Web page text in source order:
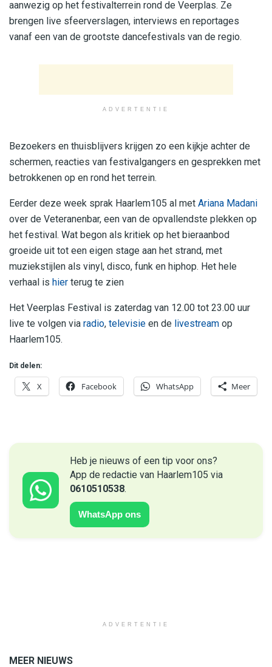
aanwezig op het festivalterrein rond de Veerplas. Ze
brengen live sfeerverslagen, interviews en reportages
vanaf een van de grootste dancefestivals van de regio.
ADVERTENTIE
Bezoekers en thuisblijvers krijgen zo een kijkje achter de
schermen, reacties van festivalgangers en gesprekken met
betrokkenen op en rond het terrein.
Eerder deze week sprak Haarlem105 al met Ariana Madani
over de Veteranenbar, een van de opvallendste plekken op
het festival. Wat begon als kritiek op het bieraanbod
groeide uit tot een eigen stage aan het strand, met
muziekstijlen als vinyl, disco, funk en hiphop. Het hele
verhaal is hier terug te zien
Het Veerplas Festival is zaterdag van 12.00 tot 23.00 uur
live te volgen via radio, televisie en de livestream op
Haarlem105.
Dit delen:
X Facebook WhatsApp Meer
Heb je nieuws of een tip voor ons?
App de redactie van Haarlem105 via
0610510538.
WhatsApp ons
ADVERTENTIE
MEER NIEUWS